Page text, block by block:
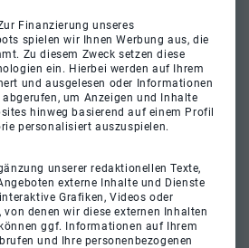
Finanzierung unseres
spielen wir Ihnen Werbung aus, die
Zu diesem Zweck setzen diese
ein. Hierbei werden auf Ihrem
und ausgelesen oder Informationen
um Anzeigen und Inhalte
hinweg basierend auf einem Profil
personalisiert auszuspielen.
unserer redaktionellen Texte,
externe Inhalte und Dienste
Grafiken, Videos oder
von denen wir diese externen Inhalten
ggf. Informationen auf Ihrem
und Ihre personenbezogenen